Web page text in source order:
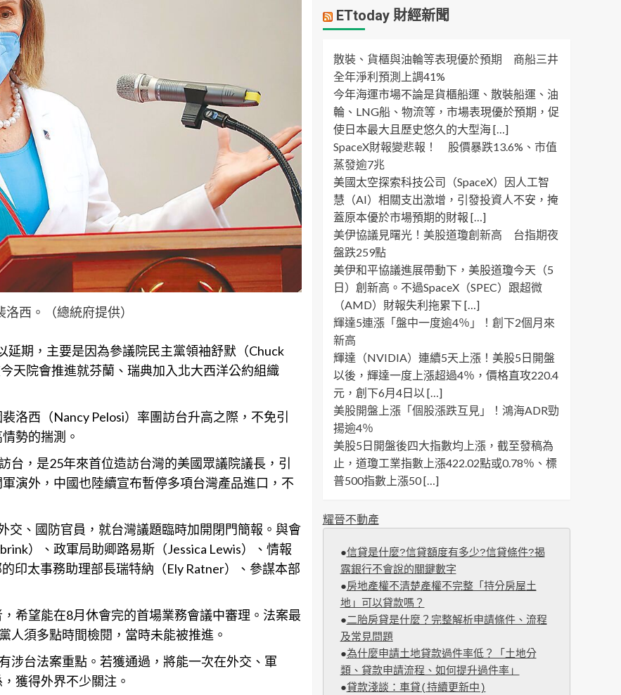
西。（總統府提供）
期，主要是因為參議院民主黨領袖舒默（Chuck
天院會推進就芬蘭、瑞典加入北大西洋公約組織
洛西（Nancy Pelosi）率團訪台升高之際，不免引
勢的揣測。
，是25年來首位造訪台灣的美國眾議院議長，引
演外，中國也陸續宣布暫停多項台灣產品進口，不
交、國防官員，就台灣議題臨時加開閉門簡報。與會
）、政軍局助卿路易斯（Jessica Lewis）、情報
印太事務助理部長瑞特納（Ely Ratner）、參謀本部
希望能在8月休會完的首場業務會議中審理。法案最
人須多點時間檢閱，當時未能被推進。
涉台法案重點。若獲通過，將能一次在外交、軍
獲得外界不少關注。
ETtoday 財經新聞
散裝、貨櫃與油輪等表現優於預期 商船三井
全年淨利預測上調41%
今年海運市場不論是貨櫃船運、散裝船運、油
輪、LNG船、物流等，市場表現優於預期，促
使日本最大且歷史悠久的大型海 […]
SpaceX財報變悲報！ 股價暴跌13.6%、市值
蒸發逾7兆
美國太空探索科技公司（SpaceX）因人工智
慧（AI）相關支出激增，引發投資人不安，掩
蓋原本優於市場預期的財報 […]
美伊協議見曙光！美股道瓊創新高 台指期夜
盤跌259點
美伊和平協議進展帶動下，美股道瓊今天（5
日）創新高。不過SpaceX（SPEC）跟超微
（AMD）財報失利拖累下 […]
輝達5連漲「盤中一度逾4％」！創下2個月來
新高
輝達（NVIDIA）連續5天上漲！美股5日開盤
以後，輝達一度上漲超過4％，價格直攻220.4
元，創下6月4日以 […]
美股開盤上漲「個股漲跌互見」！鴻海ADR勁
揚逾4％
美股5日開盤後四大指數均上漲，截至發稿為
止，道瓊工業指數上漲422.02點或0.78％、標
普500指數上漲50 […]
耀晉不動產
●信貸是什麼?信貸額度有多少?信貸條件?揭
露銀行不會說的關鍵數字
●房地產權不清楚產權不完整「持分房屋土
地」可以貸款嗎？
●二胎房貸是什麼？完整解析申請條件、流程
及常見問題
●為什麼申請土地貸款過件率低？「土地分
類、貸款申請流程、如何提升過件率」
●貸款淺談：車貸(持續更新中)